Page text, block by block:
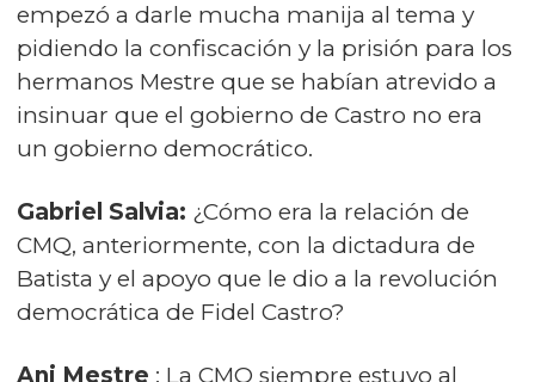
empezó a darle mucha manija al tema y
pidiendo la confiscación y la prisión para los
hermanos Mestre que se habían atrevido a
insinuar que el gobierno de Castro no era
un gobierno democrático.
Gabriel Salvia: ¿Cómo era la relación de
CMQ, anteriormente, con la dictadura de
Batista y el apoyo que le dio a la revolución
democrática de Fidel Castro?
Ani Mestre : La CMQ siempre estuvo al